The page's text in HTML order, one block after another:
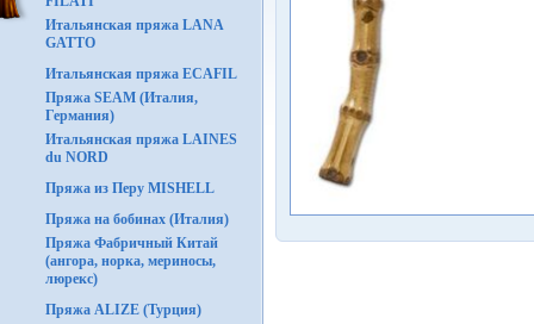
Итальянская пряжа LANA
GATTO
Итальянская пряжа ECAFIL
Пряжа SEAM (Италия,
Германия)
Итальянская пряжа LAINES
du NORD
Пряжа из Перу MISHELL
Пряжа на бобинах (Италия)
Пряжа Фабричный Китай
(ангора, норка, мериносы,
люрекс)
Пряжа ALIZE (Турция)